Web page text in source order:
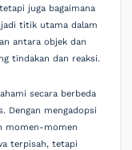
juga bagaimana
titik utama dalam
antara objek dan
tindakan dan reaksi.
secara berbeda
Dengan mengadopsi
momen-momen
terpisah, tetapi